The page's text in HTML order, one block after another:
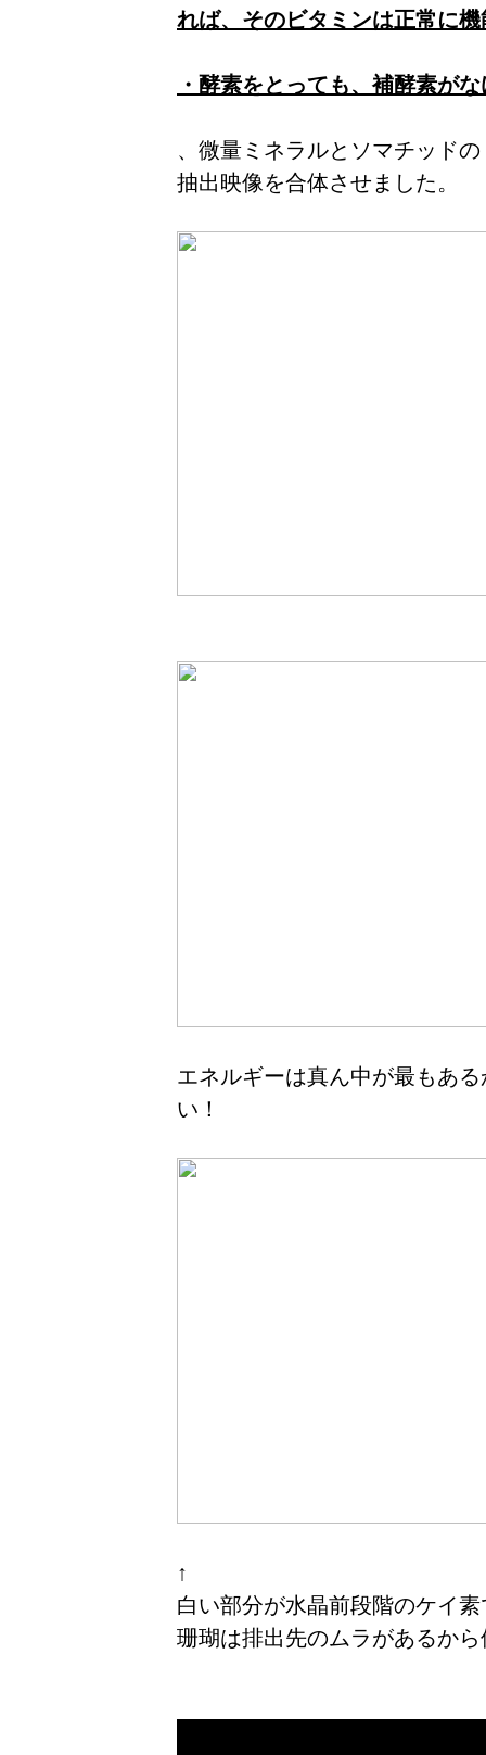
れば、そのビタミンは正常に
・酵素をとっても、補酵素が
、微量ミネラルとソマチッドの
抽出映像を合体させました。
エネルギーは真ん中が最もあ
い！
↑
白い部分が水晶前段階のケイ
珊瑚は排出先のムラがあるか